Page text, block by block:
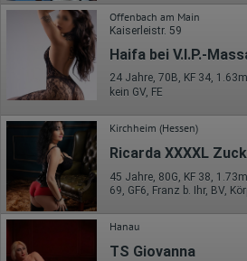
Offenbach am Main
Kaiserleistr. 59
Haifa bei V.I.P.-
kein GV, FE
Kirchheim (Hessen)
69, GF6, Franz b. Ihr, BV,
Hanau
TS Giovanna